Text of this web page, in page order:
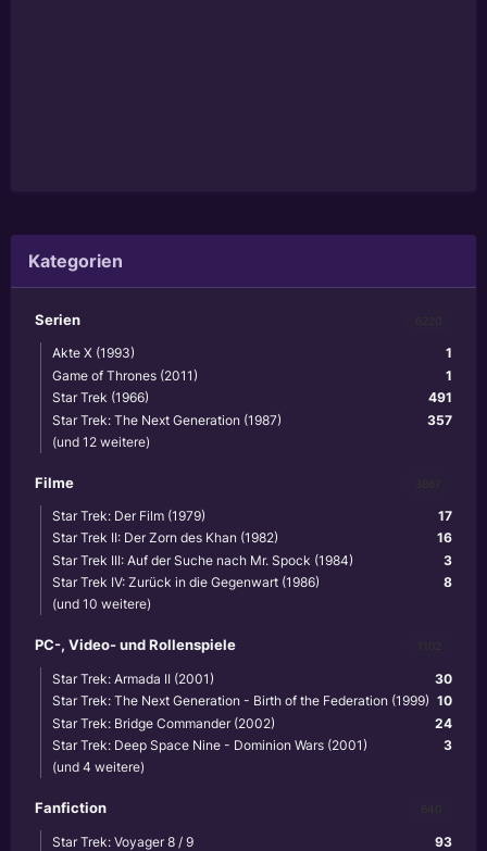
Kategorien
Serien
1
Akte X (1993)
1
Game of Thrones (2011)
491
Star Trek (1966)
357
Star Trek: The Next Generation (1987)
(und 12 weitere)
Filme
17
Star Trek: Der Film (1979)
16
Star Trek II: Der Zorn des Khan (1982)
3
Star Trek III: Auf der Suche nach Mr. Spock (1984)
8
Star Trek IV: Zurück in die Gegenwart (1986)
(und 10 weitere)
PC-, Video- und Rollenspiele
30
Star Trek: Armada II (2001)
10
Star Trek: The Next Generation - Birth of the Federation (1999)
24
Star Trek: Bridge Commander (2002)
3
Star Trek: Deep Space Nine - Dominion Wars (2001)
(und 4 weitere)
Fanfiction
93
Star Trek: Voyager 8 / 9